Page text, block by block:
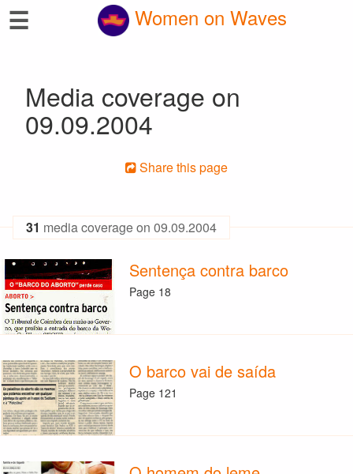
☰ Women on Waves
Media coverage on
09.09.2004
Share this page
31 media coverage on 09.09.2004
Sentença contra barco
Page 18
O barco vai de saída
Page 121